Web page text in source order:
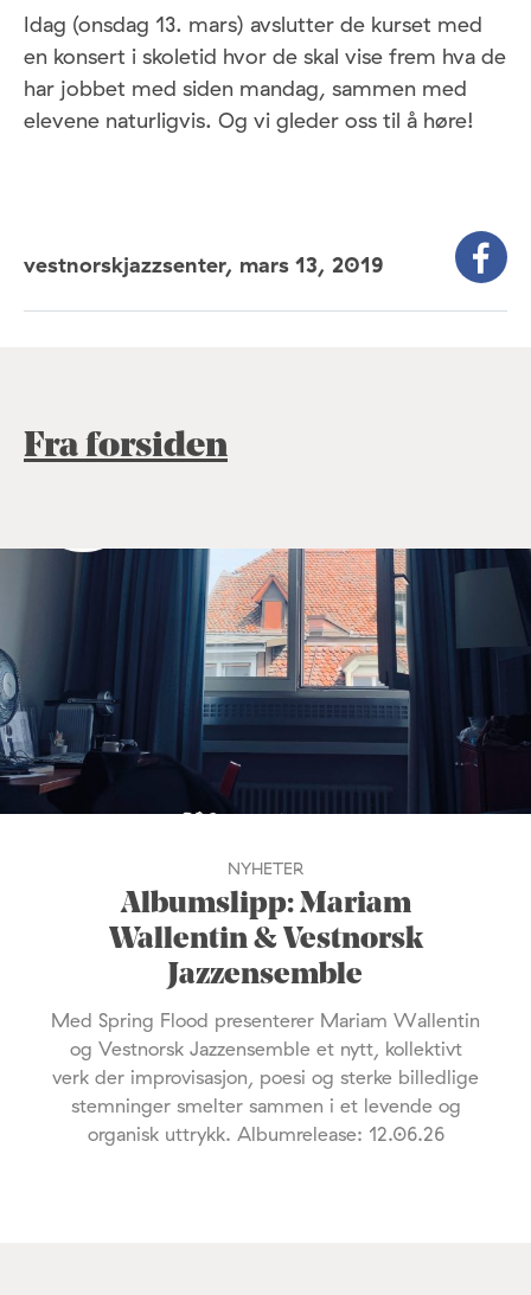
Idag (onsdag 13. mars) avslutter de kurset med
en konsert i skoletid hvor de skal vise frem hva de
har jobbet med siden mandag, sammen med
elevene naturligvis. Og vi gleder oss til å høre!
vestnorskjazzsenter, mars 13, 2019
Fra forsiden
NYHETER
Albumslipp: Mariam
Wallentin & Vestnorsk
Jazzensemble
Med Spring Flood presenterer Mariam Wallentin
og Vestnorsk Jazzensemble et nytt, kollektivt
verk der improvisasjon, poesi og sterke billedlige
stemninger smelter sammen i et levende og
organisk uttrykk. Albumrelease: 12.06.26